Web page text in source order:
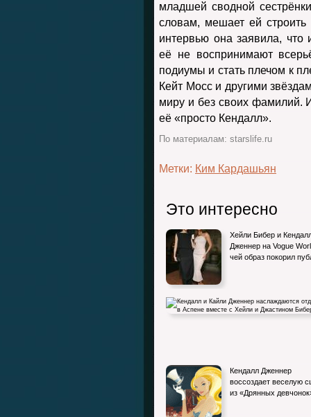
младшей сводной
словам, мешает ей
интервью она заявила, что
её не воспринимают
подиумы и стать плечом к
Кейт Мосс и другими
миру и без своих фамилий.
её «просто Кендалл».
По материалам: starslife.ru
Метки: Ким Кардашьян
Это интересно
Хейли Бибер и
Дженнер на Vogue
чей образ покорил
Кендалл и Кайли Дженнер наслаждаются
отдыхом в Аспене вместе с…
Кендалл Дженнер
воссоздает веселую
из «Дрянных